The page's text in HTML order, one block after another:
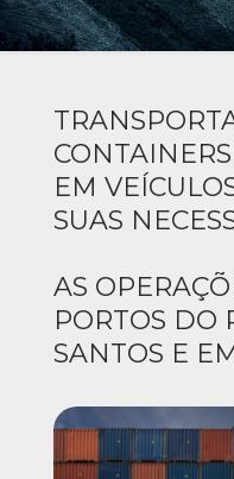
EM
SUAS
AS
PORTOS DO
SANTOS E